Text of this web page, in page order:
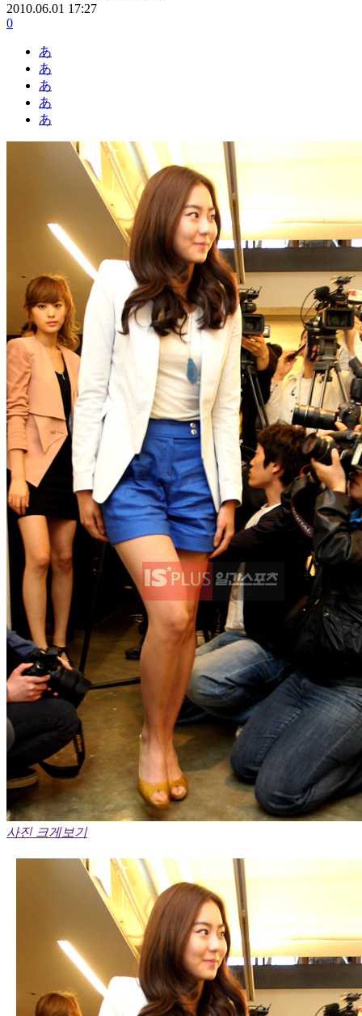
2010.06.01 17:27
0
あ
あ
あ
あ
あ
사진 크게보기